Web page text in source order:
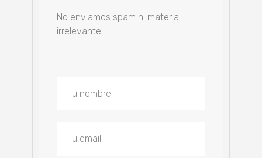
No enviamos spam ni material
irrelevante.